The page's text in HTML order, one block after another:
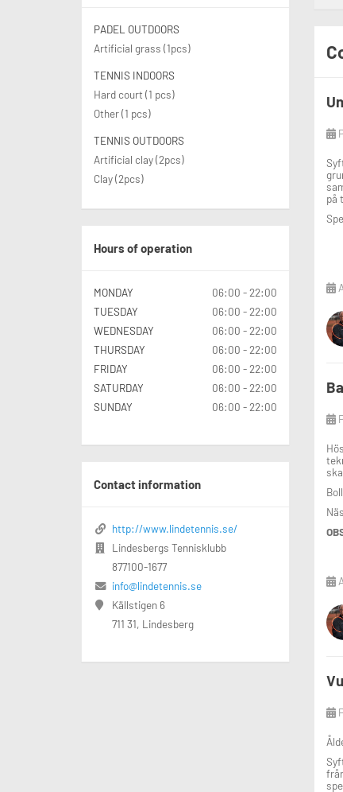
på
ska
PADEL OUTDOORS
Artificial grass (1pcs)
TENNIS INDOORS
Hard court (1 pcs)
Other (1 pcs)
TENNIS OUTDOORS
Artificial clay (2pcs)
Clay (2pcs)
Hours of operation
MONDAY
06:00 - 22:00
TUESDAY
06:00 - 22:00
WEDNESDAY
06:00 - 22:00
THURSDAY
06:00 - 22:00
FRIDAY
06:00 - 22:00
SATURDAY
06:00 - 22:00
SUNDAY
06:00 - 22:00
Contact information
http://www.lindetennis.se/
Lindesbergs Tennisklubb
877100-1677
info@lindetennis.se
Källstigen 6
711 31, Lindesberg